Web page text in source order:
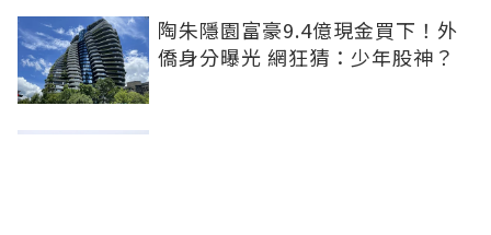
陶朱隱園富豪9.4億現金買下！外
僑身分曝光 網狂猜：少年股神？